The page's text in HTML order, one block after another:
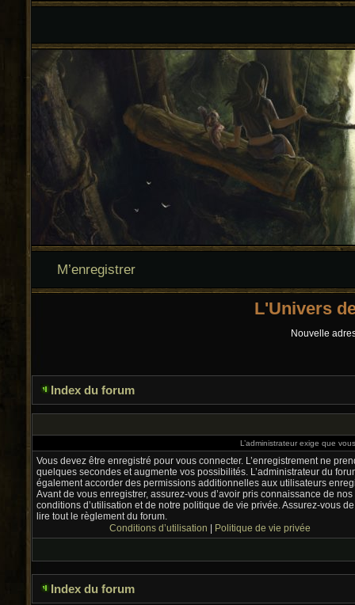
M’enregistrer
L'Univers
Nouvelle
Index du forum
L’administrateur exige que
Vous devez être enregistré pour vous connecter. L’enregistrement ne
quelques secondes et augmente vos possibilités. L’administrateur du
également accorder des permissions additionnelles aux utilisateurs
Avant de vous enregistrer, assurez-vous d’avoir pris connaissance de nos
conditions d’utilisation et de notre politique de vie privée. Assurez-vous
lire tout le règlement du forum.
Conditions d’utilisation
Politique de vie privée
Index du forum